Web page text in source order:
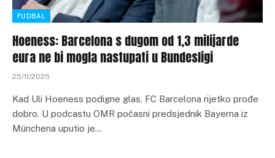
FUDBAL
Hoeness: Barcelona s dugom od 1,3 milijarde
eura ne bi mogla nastupati u Bundesligi
25/11/2025
Kad Uli Hoeness podigne glas, FC Barcelona rijetko prođe
dobro. U podcastu OMR počasni predsjednik Bayerna iz
Münchena uputio je…